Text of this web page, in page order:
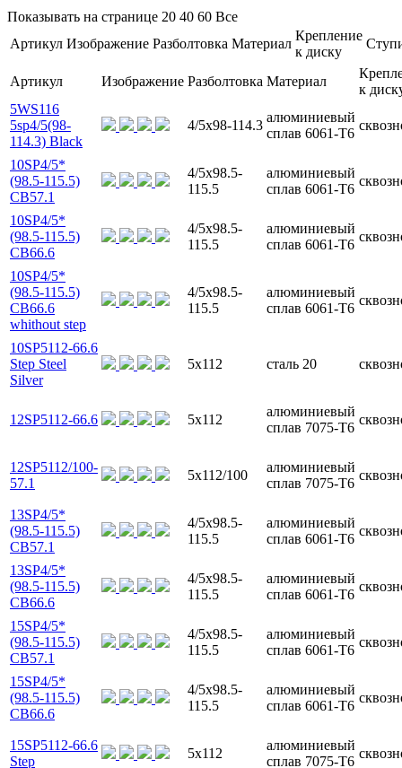
Показывать на странице 20 40 60 Все
Артикул Изображение Разболтовка Материал
Крепление
к диску
Артикул Изображение Разболтовка Материал
к
5WS116
5sp4/5(98-
114.3) Black
4/5x98-114.3
алюминиевый
сплав 6061-T6
10SP4/5*
(98.5-115.5)
CB57.1
4/5x98.5-
115.5
алюминиевый
сплав 6061-T6
10SP4/5*
(98.5-115.5)
CB66.6
4/5x98.5-
115.5
алюминиевый
сплав 6061-T6
10SP4/5*
(98.5-115.5)
CB66.6
whithout step
4/5x98.5-
115.5
алюминиевый
сплав 6061-T6
10SP5112-66.6
Step Steel
Silver
5x112 сталь 20
12SP5112-66.6 5x112
алюминиевый
сплав 7075-T6
12SP5112/100-
57.1
5x112/100
алюминиевый
сплав 7075-T6
13SP4/5*
(98.5-115.5)
CB57.1
4/5x98.5-
115.5
алюминиевый
сплав 6061-T6
13SP4/5*
(98.5-115.5)
CB66.6
4/5x98.5-
115.5
алюминиевый
сплав 6061-T6
15SP4/5*
(98.5-115.5)
CB57.1
4/5x98.5-
115.5
алюминиевый
сплав 6061-T6
15SP4/5*
(98.5-115.5)
CB66.6
4/5x98.5-
115.5
алюминиевый
сплав 6061-T6
15SP5112-66.6
Step
5x112
алюминиевый
сплав 7075-T6